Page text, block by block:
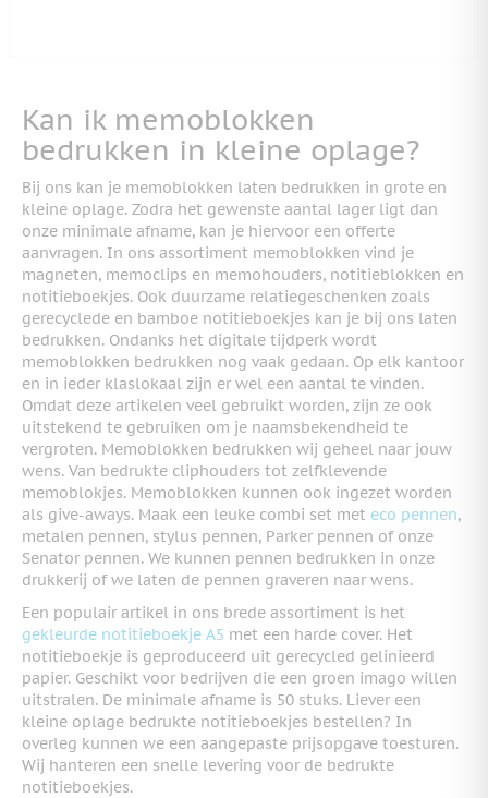
Kan ik memoblokken
bedrukken in kleine oplage?
Bij ons kan je memoblokken laten bedrukken in grote en
kleine oplage. Zodra het gewenste aantal lager ligt dan
onze minimale afname, kan je hiervoor een offerte
aanvragen. In ons assortiment memoblokken vind je
magneten, memoclips en memohouders, notitieblokken en
notitieboekjes. Ook duurzame relatiegeschenken zoals
gerecyclede en bamboe notitieboekjes kan je bij ons laten
bedrukken. Ondanks het digitale tijdperk wordt
memoblokken bedrukken nog vaak gedaan. Op elk kantoor
en in ieder klaslokaal zijn er wel een aantal te vinden.
Omdat deze artikelen veel gebruikt worden, zijn ze ook
uitstekend te gebruiken om je naamsbekendheid te
vergroten. Memoblokken bedrukken wij geheel naar jouw
wens. Van bedrukte cliphouders tot zelfklevende
memoblokjes. Memoblokken kunnen ook ingezet worden
als give-aways. Maak een leuke combi set met eco pennen,
metalen pennen, stylus pennen, Parker pennen of onze
Senator pennen. We kunnen pennen bedrukken in onze
drukkerij of we laten de pennen graveren naar wens.
Een populair artikel in ons brede assortiment is het
gekleurde notitieboekje A5 met een harde cover. Het
notitieboekje is geproduceerd uit gerecycled gelinieerd
papier. Geschikt voor bedrijven die een groen imago willen
uitstralen. De minimale afname is 50 stuks. Liever een
kleine oplage bedrukte notitieboekjes bestellen? In
overleg kunnen we een aangepaste prijsopgave toesturen.
Wij hanteren een snelle levering voor de bedrukte
notitieboekjes.